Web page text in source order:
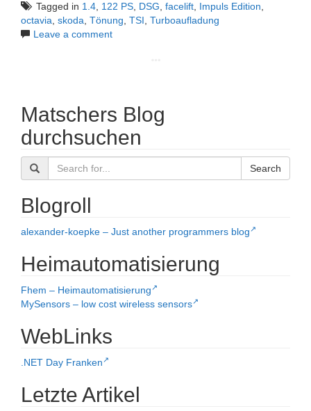
Tagged in 1.4, 122 PS, DSG, facelift, Impuls Edition,
octavia, skoda, Tönung, TSI, Turboaufladung
Leave a comment
Matschers Blog
durchsuchen
Search
Blogroll
alexander-koepke – Just another programmers blog
Heimautomatisierung
Fhem – Heimautomatisierung
MySensors – low cost wireless sensors
WebLinks
.NET Day Franken
Letzte Artikel